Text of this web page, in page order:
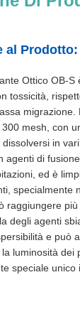
al Prodotto:
Ottico OB-
tossicità,
migrazione.
mesh, con
in
agenti di
ed è
specialmente
raggiungere
degli agenti
e può
luminosità dei
speciale unico